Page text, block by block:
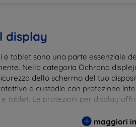
display
e tablet sono una parte essenziale
Nella categoria Ochrana
dello schermo del tuo
e custodie con protezione
tablet. Le protezioni per display
e mantieni il tuo dispositivo come
maggiori